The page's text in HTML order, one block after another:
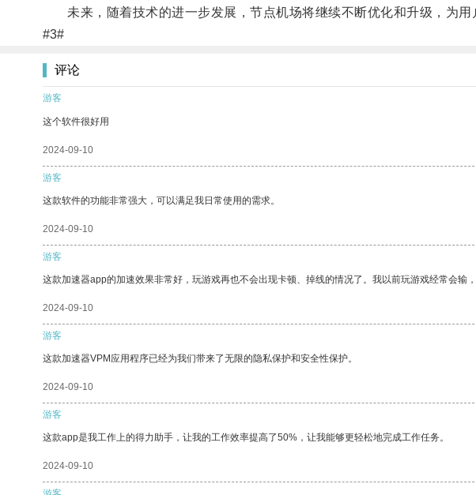
未来，随着技术的进一步发展，节点机场将继续不断优化和升级，为用
#3#
评论
游客
这个软件很好用
2024-09-10
游客
这款软件的功能非常强大，可以满足我日常使用的需求。
2024-09-10
游客
这款加速器app的加速效果非常好，玩游戏再也不会出现卡顿、掉线的情况了。我以前玩游戏经常会输
2024-09-10
游客
这款加速器VPM应用程序已经为我们带来了无限的隐私保护和安全性保护。
2024-09-10
游客
这款app是我工作上的得力助手，让我的工作效率提高了50%，让我能够更轻松地完成工作任务。
2024-09-10